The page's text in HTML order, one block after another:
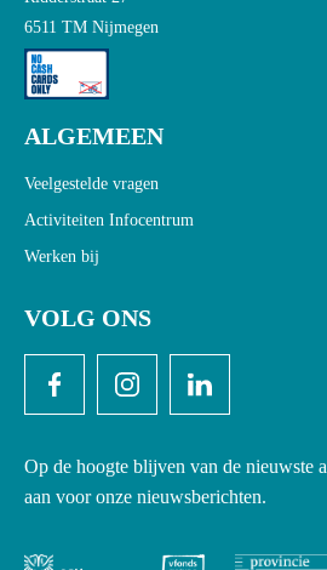
6511 TM Nijmegen
ALGEMEEN
Veelgestelde vragen
Activiteiten Infocentrum
Werken bij
VOLG ONS
Op de hoogte blijven van de nieuwste
aan voor onze nieuwsberichten.